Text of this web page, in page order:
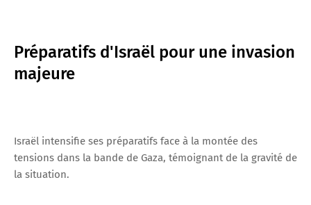
Préparatifs d'Israël pour une invasion
majeure
Israël intensifie ses préparatifs face à la montée des
tensions dans la bande de Gaza, témoignant de la gravité de
la situation.